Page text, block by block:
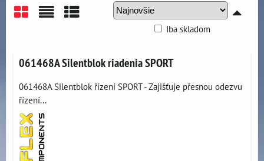
Iba skladom
061468A Silentblok riadenia SPORT
061468A Silentblok řízení SPORT - Zajišťuje přesnou odezvu
řízení...